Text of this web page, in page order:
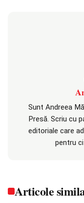
Sunt Andreea
Presă. Scriu cu
editoriale care
pentru
Articole